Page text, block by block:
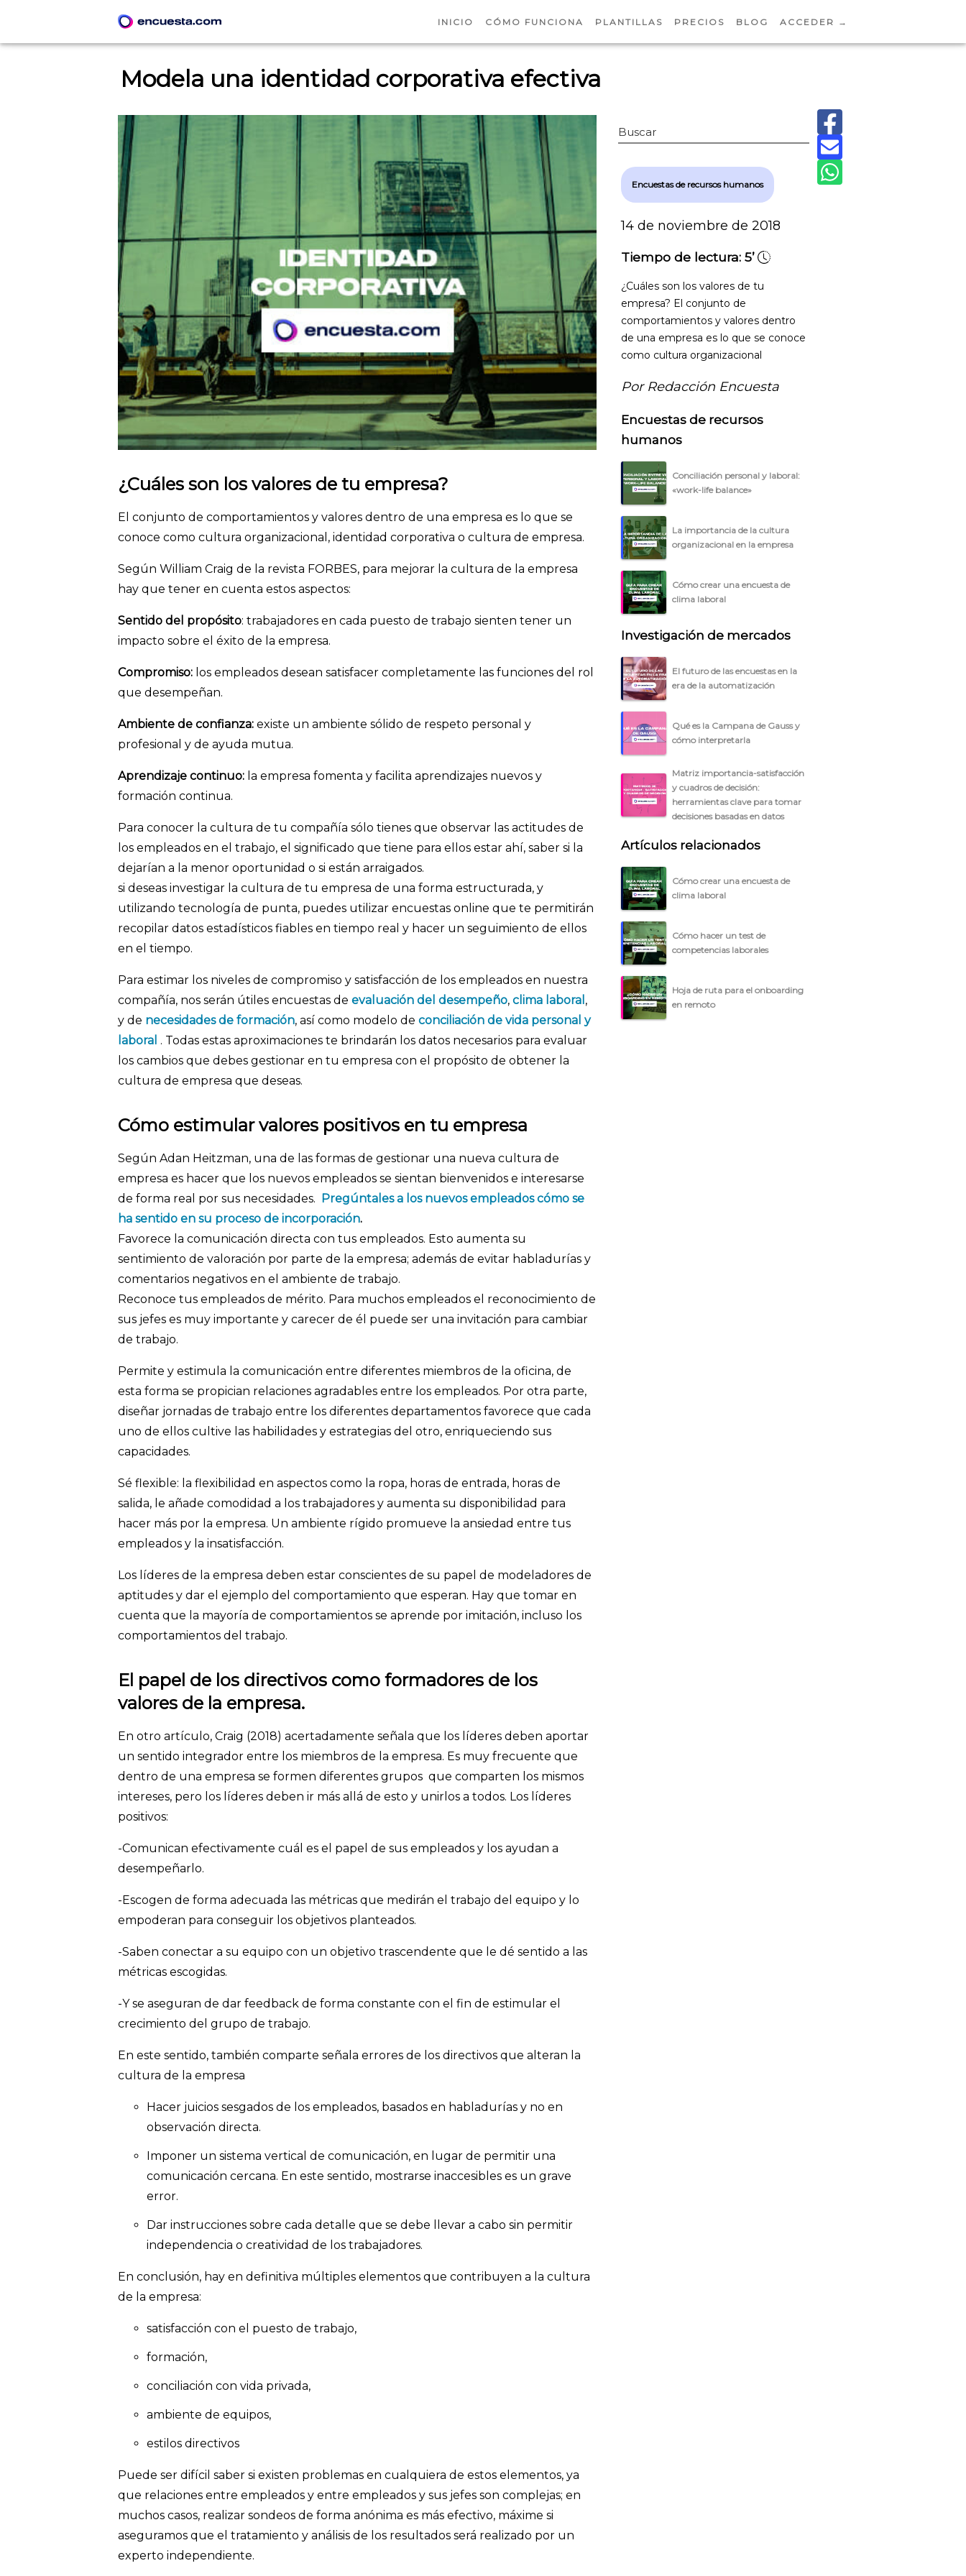
INICIO CÓMO FUNCIONA PLANTILLAS PRECIOS BLOG ACCEDER →
Modela una identidad corporativa efectiva
Buscar
¿Cuáles son los valores de tu empresa?
El conjunto de comportamientos y valores dentro de una empresa es lo que se
conoce como cultura organizacional, identidad corporativa o cultura de empresa.
Según William Craig de la revista FORBES, para mejorar la cultura de la empresa
hay que tener en cuenta estos aspectos:
Sentido del propósito: trabajadores en cada puesto de trabajo sienten tener un
impacto sobre el éxito de la empresa.
Compromiso: los empleados desean satisfacer completamente las funciones del rol
que desempeñan.
Ambiente de confianza: existe un ambiente sólido de respeto personal y
profesional y de ayuda mutua.
Aprendizaje continuo: la empresa fomenta y facilita aprendizajes nuevos y
formación continua.
Para conocer la cultura de tu compañía sólo tienes que observar las actitudes de
los empleados en el trabajo, el significado que tiene para ellos estar ahí, saber si la
dejarían a la menor oportunidad o si están arraigados.
si deseas investigar la cultura de tu empresa de una forma estructurada, y
utilizando tecnología de punta, puedes utilizar encuestas online que te permitirán
recopilar datos estadísticos fiables en tiempo real y hacer un seguimiento de ellos
en el tiempo.
Para estimar los niveles de compromiso y satisfacción de los empleados en nuestra
compañía, nos serán útiles encuestas de evaluación del desempeño, clima laboral ,
y de necesidades de formación, así como modelo de conciliación de vida personal y
laboral . Todas estas aproximaciones te brindarán los datos necesarios para evaluar
los cambios que debes gestionar en tu empresa con el propósito de obtener la
cultura de empresa que deseas.
Cómo estimular valores positivos en tu empresa
Según Adan Heitzman, una de las formas de gestionar una nueva cultura de
empresa es hacer que los nuevos empleados se sientan bienvenidos e interesarse
de forma real por sus necesidades. Pregúntales a los nuevos empleados cómo se
ha sentido en su proceso de incorporación.
Favorece la comunicación directa con tus empleados. Esto aumenta su
sentimiento de valoración por parte de la empresa; además de evitar habladurías y
comentarios negativos en el ambiente de trabajo.
Reconoce tus empleados de mérito. Para muchos empleados el reconocimiento de
sus jefes es muy importante y carecer de él puede ser una invitación para cambiar
de trabajo.
Permite y estimula la comunicación entre diferentes miembros de la oficina, de
esta forma se propician relaciones agradables entre los empleados. Por otra parte,
diseñar jornadas de trabajo entre los diferentes departamentos favorece que cada
uno de ellos cultive las habilidades y estrategias del otro, enriqueciendo sus
capacidades.
Sé flexible: la flexibilidad en aspectos como la ropa, horas de entrada, horas de
salida, le añade comodidad a los trabajadores y aumenta su disponibilidad para
hacer más por la empresa. Un ambiente rígido promueve la ansiedad entre tus
empleados y la insatisfacción.
Los líderes de la empresa deben estar conscientes de su papel de modeladores de
aptitudes y dar el ejemplo del comportamiento que esperan. Hay que tomar en
cuenta que la mayoría de comportamientos se aprende por imitación, incluso los
comportamientos del trabajo.
El papel de los directivos como formadores de los
valores de la empresa.
En otro artículo, Craig (2018) acertadamente señala que los líderes deben aportar
un sentido integrador entre los miembros de la empresa. Es muy frecuente que
dentro de una empresa se formen diferentes grupos que comparten los mismos
intereses, pero los líderes deben ir más allá de esto y unirlos a todos. Los líderes
positivos:
-Comunican efectivamente cuál es el papel de sus empleados y los ayudan a
desempeñarlo.
-Escogen de forma adecuada las métricas que medirán el trabajo del equipo y lo
empoderan para conseguir los objetivos planteados.
-Saben conectar a su equipo con un objetivo trascendente que le dé sentido a las
métricas escogidas.
-Y se aseguran de dar feedback de forma constante con el fin de estimular el
crecimiento del grupo de trabajo.
En este sentido, también comparte señala errores de los directivos que alteran la
cultura de la empresa
Hacer juicios sesgados de los empleados, basados en habladurías y no en
observación directa.
Imponer un sistema vertical de comunicación, en lugar de permitir una
comunicación cercana. En este sentido, mostrarse inaccesibles es un grave
error.
Dar instrucciones sobre cada detalle que se debe llevar a cabo sin permitir
independencia o creatividad de los trabajadores.
En conclusión, hay en definitiva múltiples elementos que contribuyen a la cultura
de la empresa:
satisfacción con el puesto de trabajo,
formación,
conciliación con vida privada,
ambiente de equipos,
estilos directivos
Puede ser difícil saber si existen problemas en cualquiera de estos elementos, ya
que relaciones entre empleados y entre empleados y sus jefes son complejas; en
muchos casos, realizar sondeos de forma anónima es más efectivo, máxime si
aseguramos que el tratamiento y análisis de los resultados será realizado por un
experto independiente.
Encuestas de recursos humanos
14 de noviembre de 2018
Tiempo de lectura:5’
¿Cuáles son los valores de tu
empresa? El conjunto de
comportamientos y valores dentro
de una empresa es lo que se conoce
como cultura organizacional
Por Redacción Encuesta
Encuestas de recursos
humanos
Conciliación personal y laboral:
«work-life balance»
La importancia de la cultura
organizacional en la empresa
Cómo crear una encuesta de
clima laboral
Investigación de mercados
El futuro de las encuestas en la
era de la automatización
Qué es la Campana de Gauss y
cómo interpretarla
Matriz importancia-satisfacción
y cuadros de decisión:
herramientas clave para tomar
decisiones basadas en datos
Artículos relacionados
Cómo crear una encuesta de
clima laboral
Cómo hacer un test de
competencias laborales
Hoja de ruta para el onboarding
en remoto